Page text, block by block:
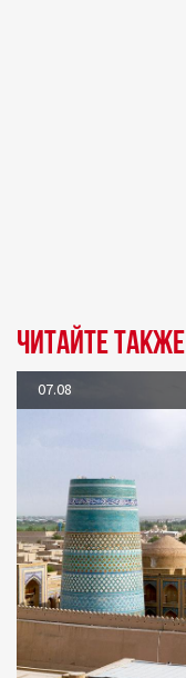
Читайте также
07.08